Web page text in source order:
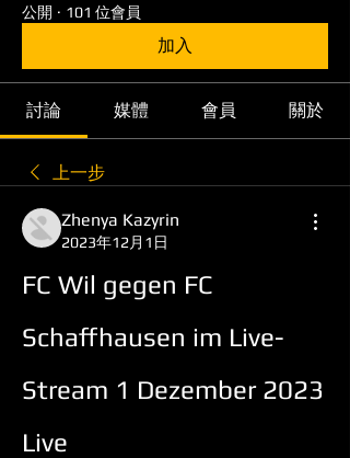
公開 · 101 位會員
加入
討論 媒體 會員 關於
上一步
Zhenya Kazyrin
2023年12月1日
FC Wil gegen FC
Schaffhausen im Live-
Stream 1 Dezember 2023
Live